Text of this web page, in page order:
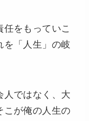
をもっていこ
を「人生」の岐
人ではなく、大
こが俺の人生の